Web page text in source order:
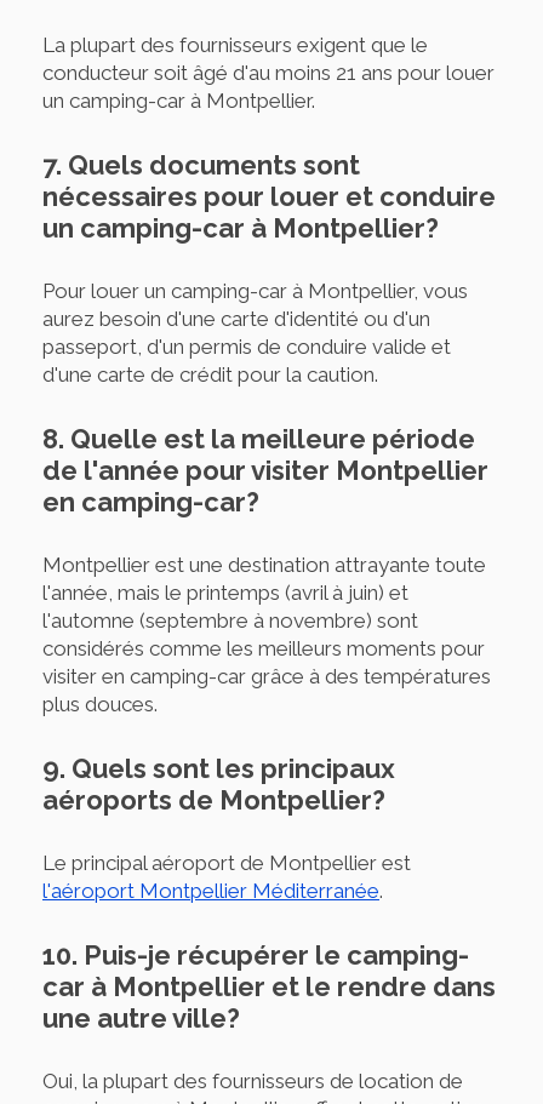
La plupart des fournisseurs exigent que le
conducteur soit âgé d'au moins 21 ans pour louer
un camping-car à Montpellier.
7. Quels documents sont
nécessaires pour louer et conduire
un camping-car à Montpellier?
Pour louer un camping-car à Montpellier, vous
aurez besoin d'une carte d'identité ou d'un
passeport, d'un permis de conduire valide et
d'une carte de crédit pour la caution.
8. Quelle est la meilleure période
de l'année pour visiter Montpellier
en camping-car?
Montpellier est une destination attrayante toute
l'année, mais le printemps (avril à juin) et
l'automne (septembre à novembre) sont
considérés comme les meilleurs moments pour
visiter en camping-car grâce à des températures
plus douces.
9. Quels sont les principaux
aéroports de Montpellier?
Le principal aéroport de Montpellier est
l'aéroport Montpellier Méditerranée.
10. Puis-je récupérer le camping-
car à Montpellier et le rendre dans
une autre ville?
Oui, la plupart des fournisseurs de location de